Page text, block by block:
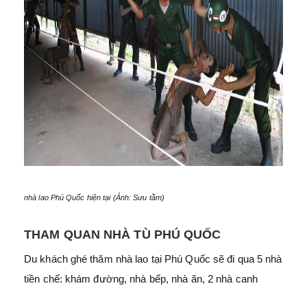
nhà lao Phú Quốc hiện tại (Ảnh: Sưu tầm)
THAM QUAN NHÀ TÙ PHÚ QUỐC
Du khách ghé thăm nhà lao tại Phú Quốc sẽ đi qua 5 nhà
tiền chế: khám đường, nhà bếp, nhà ăn, 2 nhà canh